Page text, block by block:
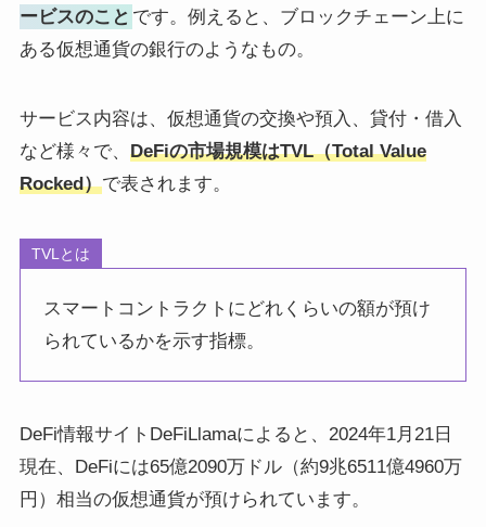
ービスのこと です。例えると、ブロックチェーン上に
ある仮想通貨の銀行のようなもの。
サービス内容は、仮想通貨の交換や預入、貸付・借入
など様々で、 DeFiの市場規模はTVL（Total Value
Rocked）で表されます。
TVLとは
スマートコントラクトにどれくらいの額が預け
られているかを示す指標。
DeFi情報サイトDeFiLlamaによると、2024年1月21日
現在、DeFiには65億2090万ドル（約9兆6511億4960万
円）相当の仮想通貨が預けられています。